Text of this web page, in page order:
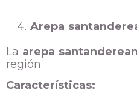
Arepa
La arepa
región.
Características: